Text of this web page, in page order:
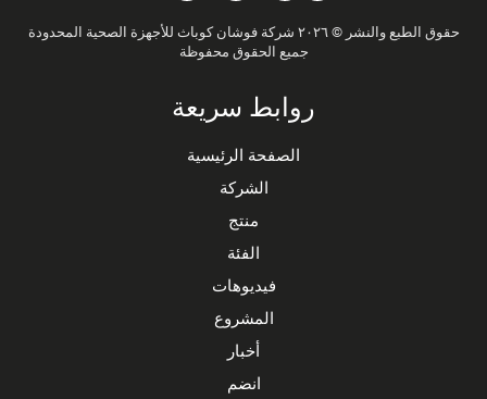
حقوق الطبع والنشر © ٢٠٢٦ شركة فوشان كوباث للأجهزة الصحية المحدودة
جميع الحقوق محفوظة
روابط سريعة
الصفحة الرئيسية
الشركة
منتج
الفئة
فيديوهات
المشروع
أخبار
انضم